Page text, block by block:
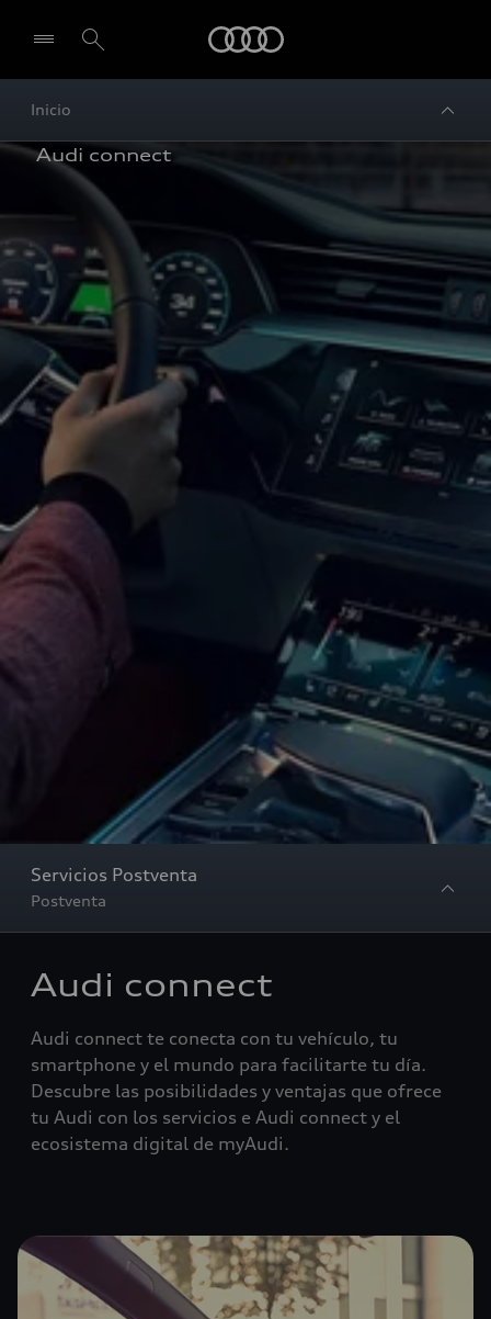
Inicio
Audi connect
Servicios Postventa
Postventa
Audi connect
Audi connect te conecta con tu vehículo, tu
smartphone y el mundo para facilitarte tu día.
Descubre las posibilidades y ventajas que ofrece
tu Audi con los servicios e Audi connect y el
ecosistema digital de myAudi.